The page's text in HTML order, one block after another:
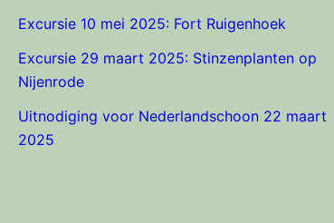
Excursie 10 mei 2025: Fort Ruigenhoek
Excursie 29 maart 2025: Stinzenplanten op
Nijenrode
Uitnodiging voor Nederlandschoon 22 maart
2025